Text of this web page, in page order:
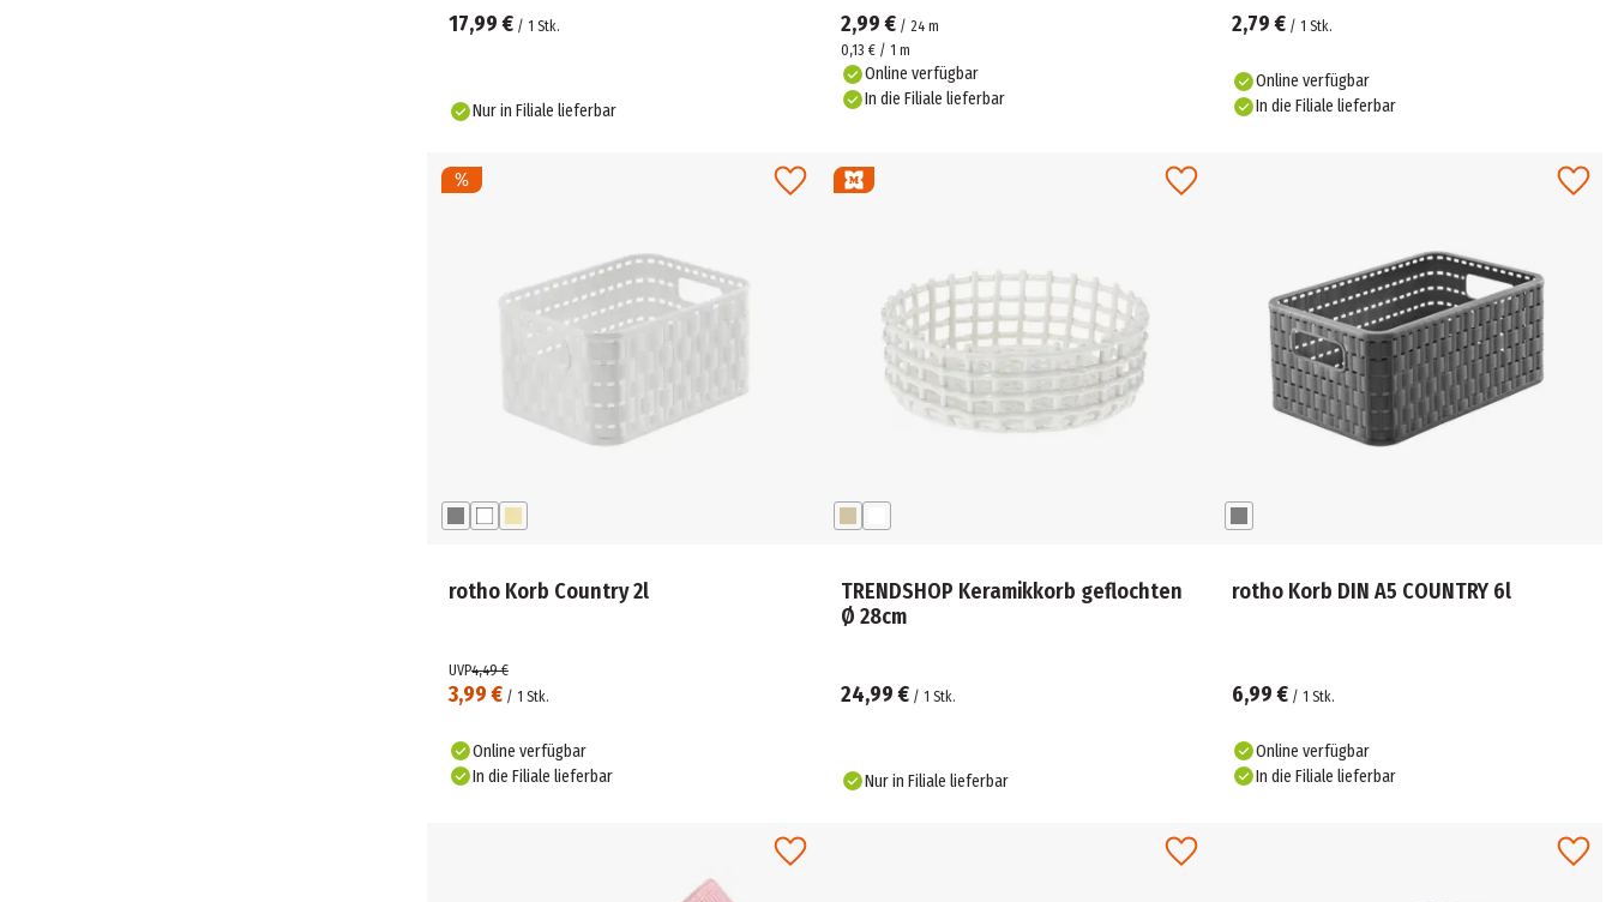
17,99 € / 1 Stk.
Nur in Filiale lieferbar
2,99 €/ 24 m
0,13 € / 1 m
Online verfügbar
In die Filiale lieferbar
2,79 € / 1 Stk.
Online verfügbar
In die Filiale lieferbar
rotho Korb Country 2l
3,99 € / 1 Stk.
UVP4,49 €
Online verfügbar
In die Filiale lieferbar
TRENDSHOP Keramikkorb geflochten
Ø 28cm
24,99 €/ 1 Stk.
Nur in Filiale lieferbar
rotho Korb DIN A5 COUNTRY 6l
6,99 € / 1 Stk.
Online verfügbar
In die Filiale lieferbar